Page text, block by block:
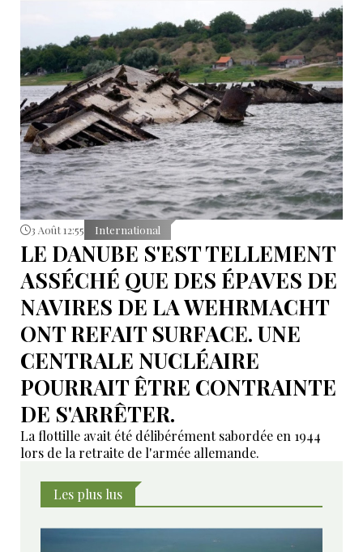
3 Août 12:55 International
LE DANUBE S'EST TELLEMENT
ASSÉCHÉ QUE DES ÉPAVES DE
NAVIRES DE LA WEHRMACHT
ONT REFAIT SURFACE. UNE
CENTRALE NUCLÉAIRE
POURRAIT ÊTRE CONTRAINTE
DE S'ARRÊTER.
La flottille avait été délibérément sabordée en 1944
lors de la retraite de l'armée allemande.
Les plus lus